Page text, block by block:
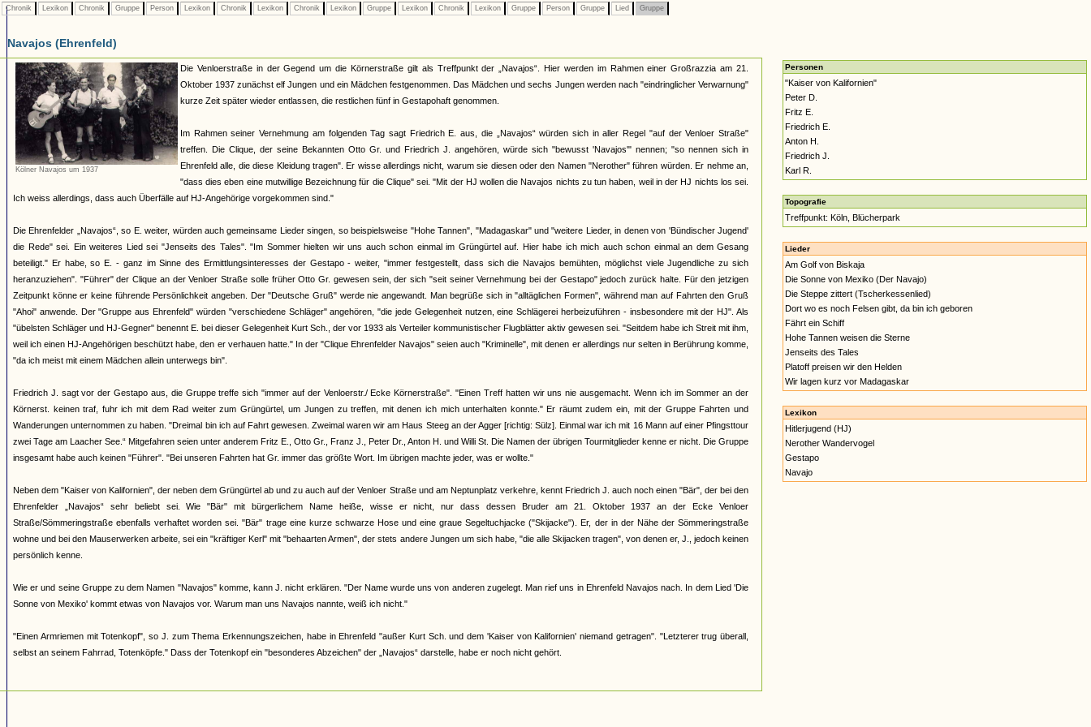
Chronik Lexikon Chronik Gruppe Person Lexikon Chronik Lexikon Chronik Lexikon Gruppe Lexikon Chronik Lexikon Gruppe Person Gruppe Lied Gruppe
Navajos (Ehrenfeld)
Kölner Navajos um 1937
Die Venloerstraße in der Gegend um die Körnerstraße gilt als Treffpunkt der „Navajos“. Hier werden im Rahmen einer Großrazzia am 21.
Oktober 1937 zunächst elf Jungen und ein Mädchen festgenommen. Das Mädchen und sechs Jungen werden nach "eindringlicher Verwarnung"
kurze Zeit später wieder entlassen, die restlichen fünf in Gestapohaft genommen.
Im Rahmen seiner Vernehmung am folgenden Tag sagt Friedrich E. aus, die „Navajos“ würden sich in aller Regel "auf der Venloer Straße"
treffen. Die Clique, der seine Bekannten Otto Gr. und Friedrich J. angehören, würde sich "bewusst 'Navajos'" nennen; "so nennen sich in
Ehrenfeld alle, die diese Kleidung tragen". Er wisse allerdings nicht, warum sie diesen oder den Namen "Nerother" führen würden. Er nehme an,
"dass dies eben eine mutwillige Bezeichnung für die Clique" sei. "Mit der HJ wollen die Navajos nichts zu tun haben, weil in der HJ nichts los sei.
Ich weiss allerdings, dass auch Überfälle auf HJ-Angehörige vorgekommen sind."
Die Ehrenfelder „Navajos“, so E. weiter, würden auch gemeinsame Lieder singen, so beispielsweise "Hohe Tannen", "Madagaskar" und "weitere Lieder, in denen von 'Bündischer Jugend'
die Rede" sei. Ein weiteres Lied sei "Jenseits des Tales". "Im Sommer hielten wir uns auch schon einmal im Grüngürtel auf. Hier habe ich mich auch schon einmal an dem Gesang
beteiligt." Er habe, so E. - ganz im Sinne des Ermittlungsinteresses der Gestapo - weiter, "immer festgestellt, dass sich die Navajos bemühten, möglichst viele Jugendliche zu sich
heranzuziehen". "Führer" der Clique an der Venloer Straße solle früher Otto Gr. gewesen sein, der sich "seit seiner Vernehmung bei der Gestapo" jedoch zurück halte. Für den jetzigen
Zeitpunkt könne er keine führende Persönlichkeit angeben. Der "Deutsche Gruß" werde nie angewandt. Man begrüße sich in "alltäglichen Formen", während man auf Fahrten den Gruß
"Ahoi" anwende. Der "Gruppe aus Ehrenfeld" würden "verschiedene Schläger" angehören, "die jede Gelegenheit nutzen, eine Schlägerei herbeizuführen - insbesondere mit der HJ". Als
"übelsten Schläger und HJ-Gegner" benennt E. bei dieser Gelegenheit Kurt Sch., der vor 1933 als Verteiler kommunistischer Flugblätter aktiv gewesen sei. "Seitdem habe ich Streit mit ihm,
weil ich einen HJ-Angehörigen beschützt habe, den er verhauen hatte." In der "Clique Ehrenfelder Navajos" seien auch "Kriminelle", mit denen er allerdings nur selten in Berührung komme,
"da ich meist mit einem Mädchen allein unterwegs bin".
Friedrich J. sagt vor der Gestapo aus, die Gruppe treffe sich "immer auf der Venloerstr./ Ecke Körnerstraße". "Einen Treff hatten wir uns nie ausgemacht. Wenn ich im Sommer an der
Körnerst. keinen traf, fuhr ich mit dem Rad weiter zum Grüngürtel, um Jungen zu treffen, mit denen ich mich unterhalten konnte." Er räumt zudem ein, mit der Gruppe Fahrten und
Wanderungen unternommen zu haben. "Dreimal bin ich auf Fahrt gewesen. Zweimal waren wir am Haus Steeg an der Agger [richtig: Sülz]. Einmal war ich mit 16 Mann auf einer Pfingsttour
zwei Tage am Laacher See.“ Mitgefahren seien unter anderem Fritz E., Otto Gr., Franz J., Peter Dr., Anton H. und Willi St. Die Namen der übrigen Tourmitglieder kenne er nicht. Die Gruppe
insgesamt habe auch keinen "Führer". "Bei unseren Fahrten hat Gr. immer das größte Wort. Im übrigen machte jeder, was er wollte."
Neben dem "Kaiser von Kalifornien", der neben dem Grüngürtel ab und zu auch auf der Venloer Straße und am Neptunplatz verkehre, kennt Friedrich J. auch noch einen "Bär", der bei den
Ehrenfelder „Navajos“ sehr beliebt sei. Wie "Bär" mit bürgerlichem Name heiße, wisse er nicht, nur dass dessen Bruder am 21. Oktober 1937 an der Ecke Venloer
Straße/Sömmeringstraße ebenfalls verhaftet worden sei. "Bär" trage eine kurze schwarze Hose und eine graue Segeltuchjacke ("Skijacke"). Er, der in der Nähe der Sömmeringstraße
wohne und bei den Mauserwerken arbeite, sei ein "kräftiger Kerl" mit "behaarten Armen", der stets andere Jungen um sich habe, "die alle Skijacken tragen", von denen er, J., jedoch keinen
persönlich kenne.
Wie er und seine Gruppe zu dem Namen "Navajos" komme, kann J. nicht erklären. "Der Name wurde uns von anderen zugelegt. Man rief uns in Ehrenfeld Navajos nach. In dem Lied 'Die
Sonne von Mexiko' kommt etwas von Navajos vor. Warum man uns Navajos nannte, weiß ich nicht."
"Einen Armriemen mit Totenkopf", so J. zum Thema Erkennungszeichen, habe in Ehrenfeld "außer Kurt Sch. und dem 'Kaiser von Kalifornien' niemand getragen". "Letzterer trug überall,
selbst an seinem Fahrrad, Totenköpfe." Dass der Totenkopf ein "besonderes Abzeichen" der „Navajos“ darstelle, habe er noch nicht gehört.
Personen
"Kaiser von Kalifornien"
Peter D.
Fritz E.
Friedrich E.
Anton H.
Friedrich J.
Karl R.
Topografie
Treffpunkt: Köln, Blücherpark
Lieder
Am Golf von Biskaja
Die Sonne von Mexiko (Der Navajo)
Die Steppe zittert (Tscherkessenlied)
Dort wo es noch Felsen gibt, da bin ich geboren
Fährt ein Schiff
Hohe Tannen weisen die Sterne
Jenseits des Tales
Platoff preisen wir den Helden
Wir lagen kurz vor Madagaskar
Lexikon
Hitlerjugend (HJ)
Nerother Wandervogel
Gestapo
Navajo